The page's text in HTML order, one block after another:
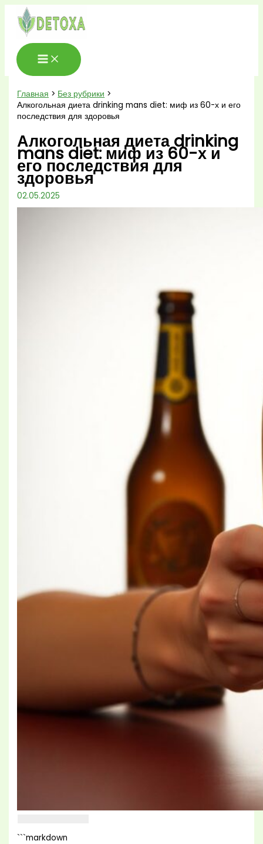
Перейти
содержимому
Главная
Без рубрики
Алкогольная диета drinking mans diet: миф из 60-х и его
последствия для здоровья
Алкогольная диета drinking
mans diet: миф из 60-х и
его последствия для
здоровья
02.05.2025
```markdown